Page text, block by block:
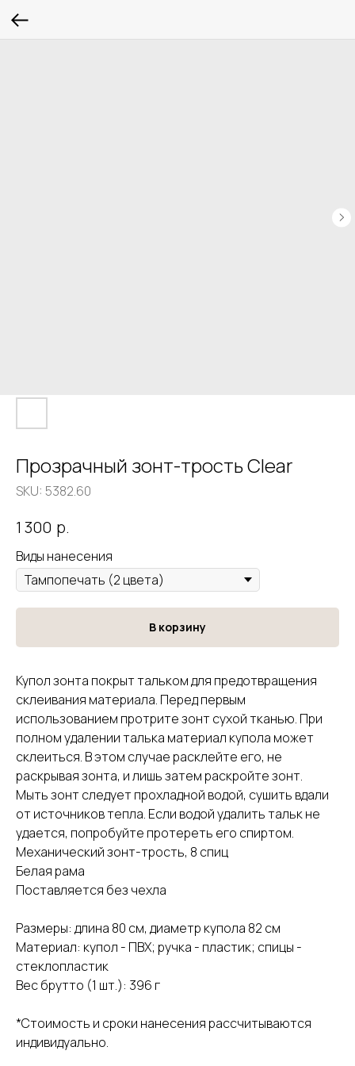
Прозрачный зонт-трость Clear
SKU: 5382.60
1 300 р.
Виды нанесения
В корзину
Купол зонта покрыт тальком для предотвращения
склеивания материала. Перед первым
использованием протрите зонт сухой тканью. При
полном удалении талька материал купола может
склеиться. В этом случае расклейте его, не
раскрывая зонта, и лишь затем раскройте зонт.
Мыть зонт следует прохладной водой, сушить вдали
от источников тепла. Если водой удалить тальк не
удается, попробуйте протереть его спиртом.
Механический зонт-трость, 8 спиц
Белая рама
Поставляется без чехла
Размеры: длина 80 см, диаметр купола 82 см
Материал: купол - ПВХ; ручка - пластик; спицы -
стеклопластик
Вес брутто (1 шт.): 396 г
*Стоимость и сроки нанесения рассчитываются
индивидуально.